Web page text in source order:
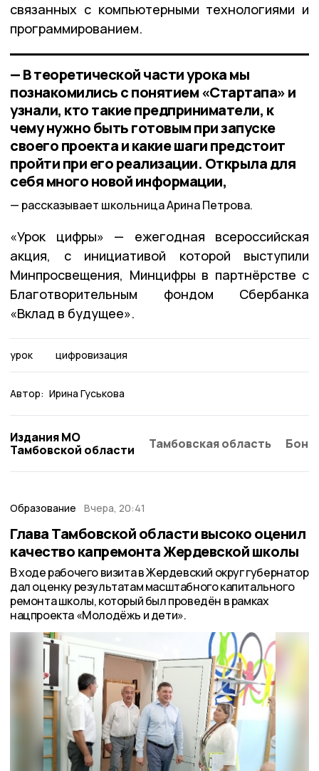
связанных с компьютерными технологиями и
программированием.
— В теоретической части урока мы
познакомились с понятием «Стартапа» и
узнали, кто такие предприниматели, к
чему нужно быть готовым при запуске
своего проекта и какие шаги предстоит
пройти при его реализации. Открыла для
себя много новой информации,
рассказывает школьница Арина Петрова.
«Урок цифры» — ежегодная всероссийская
акция, с инициативой которой выступили
Минпросвещения, Минцифры в партнёрстве с
Благотворительным фондом Сбербанка
«Вклад в будущее».
урок цифровизация
Автор: Ирина Гуськова
Издания МО
Тамбовской области
Тамбовская область
Образование Вчера, 20:41
Глава Тамбовской области высоко оценил
качество капремонта Жердевской школы
В ходе рабочего визита в Жердевский округ губернатор
дал оценку результатам масштабного капитального
ремонта школы, который был проведён в рамках
нацпроекта «Молодёжь и дети».